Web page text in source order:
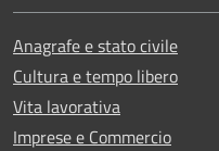
Anagrafe e stato civile
Cultura e tempo libero
Vita lavorativa
Imprese e Commercio